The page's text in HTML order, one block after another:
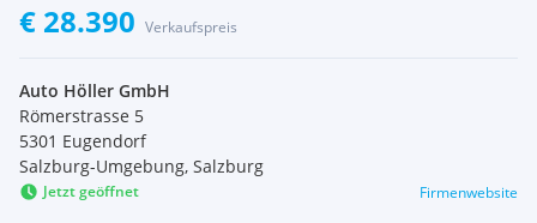
€ 28.390 Verkaufspreis
Auto Höller GmbH
Römerstrasse 5
5301 Eugendorf
Salzburg-Umgebung, Salzburg
Jetzt geöffnet Firmenwebsite